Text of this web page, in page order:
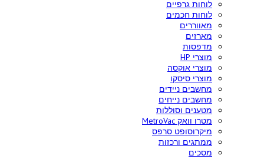
לוחות גרפיים
לוחות חכמים
מאווררים
מארזים
מדפסות
מוצרי HP
מוצרי אוקסה
מוצרי סיסקו
מחשבים ניידים
מחשבים נייחים
מטענים וסוללות
מטרו וואק MetroVac
מיקרוסופט סרפס
ממתגים ורכזות
מסכים